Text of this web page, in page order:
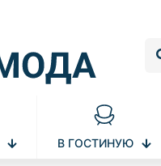
В ГОСТИНУЮ